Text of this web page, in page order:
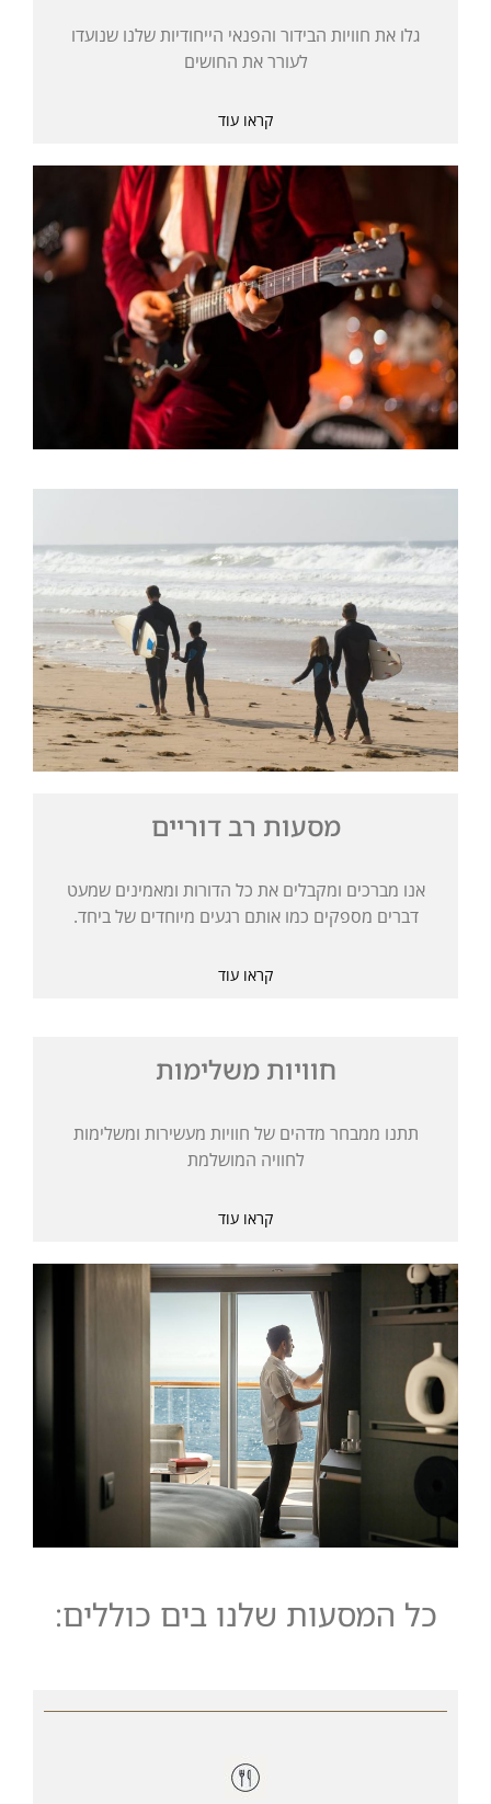
גלו את חוויות הבידור והפנאי הייחודיות שלנו שנועדו
לעורר את החושים
קראו עוד
מסעות רב דוריים
אנו מברכים ומקבלים את כל הדורות ומאמינים שמעט
דברים מספקים כמו אותם רגעים מיוחדים של ביחד.
קראו עוד
חוויות משלימות
תתנו ממבחר מדהים של חוויות מעשירות ומשלימות
לחוויה המושלמת
קראו עוד
כל המסעות שלנו בים כוללים: